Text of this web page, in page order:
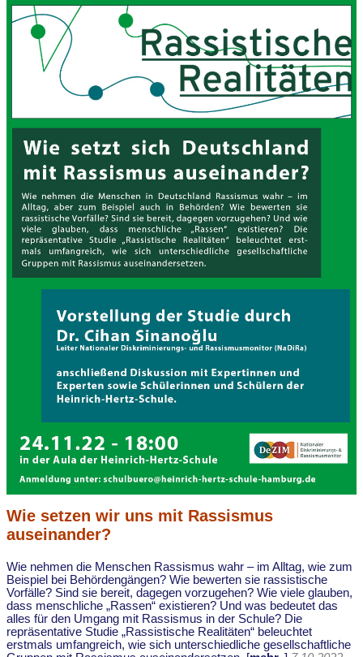
Wie setzen wir uns mit Rassismus
auseinander?
Wie nehmen die Menschen Rassismus wahr – im Alltag, wie zum
Beispiel bei Behördengängen? Wie bewerten sie rassistische
Vorfälle? Sind sie bereit, dagegen vorzugehen? Wie viele glauben,
dass menschliche „Rassen“ existieren? Und was bedeutet das
alles für den Umgang mit Rassismus in der Schule? Die
repräsentative Studie „Rassistische Realitäten“ beleuchtet
erstmals umfangreich, wie sich unterschiedliche gesellschaftliche